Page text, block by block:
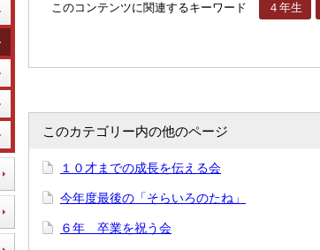
このコンテンツに関連するキーワード ４年生
このカテゴリー内の他のページ
１０才までの成長を伝える会
今年度最後の「そらいろのたね」
６年 卒業を祝う会